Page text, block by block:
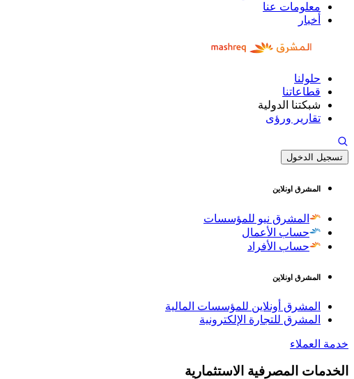
معلومات عنا
أخبار
حلولنا
قطاعاتنا
شبكتنا الدولية
تقارير ورؤى
تسجيل الدخول
المشرق اونلاين
المشرق نيو للمؤسسات
حساب الأعمال
حساب الأفراد
المشرق اونلاين
المشرق أونلاين للمؤسسات المالية
المشرق للتجارة الإلكترونية
خدمة العملاء
الخدمات المصرفية الاستثمارية